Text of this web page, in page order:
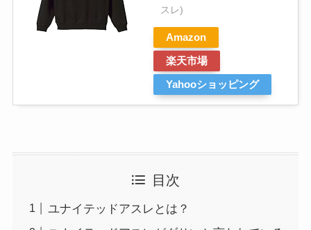
スレ)
Amazon
楽天市場
Yahooショッピング
目次
ユナイテッドアスレとは？